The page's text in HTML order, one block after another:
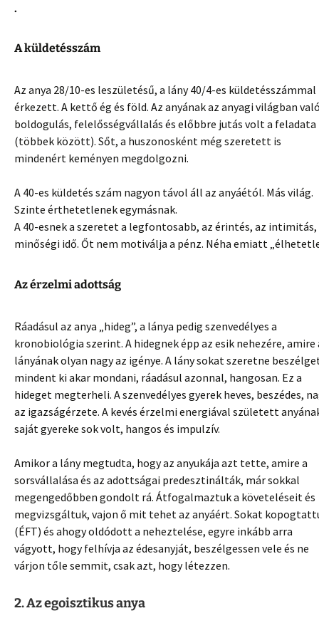
.
A küldetésszám
Az anya 28/10-es leszületésű, a lány 40/4-es küldetésszámmal
érkezett. A kettő ég és föld. Az anyának az anyagi világban
boldogulás, felelősségvállalás és előbbre jutás volt a feladata
(többek között). Sőt, a huszonosként még szeretett is
mindenért keményen megdolgozni.
A 40-es küldetés szám nagyon távol áll az anyáétól. Más világ.
Szinte érthetetlenek egymásnak.
A 40-esnek a szeretet a legfontosabb, az érintés, az intimitás,
minőségi idő. Őt nem motiválja a pénz. Néha emiatt
Az érzelmi adottság
Ráadásul az anya „hideg”, a lánya pedig szenvedélyes a
kronobiológia szerint. A hidegnek épp az esik nehezére, amire
lányának olyan nagy az igénye. A lány sokat szeretne
mindent ki akar mondani, ráadásul azonnal, hangosan. Ez a
hideget megterheli. A szenvedélyes gyerek heves, beszédes,
az igazságérzete. A kevés érzelmi energiával született
saját gyereke sok volt, hangos és impulzív.
Amikor a lány megtudta, hogy az anyukája azt tette, amire a
sorsvállalása és az adottságai predesztinálták, már sokkal
megengedőbben gondolt rá. Átfogalmaztuk a követeléseit és
megvizsgáltuk, vajon ő mit tehet az anyáért. Sokat
(ÉFT) és ahogy oldódott a neheztelése, egyre inkább arra
vágyott, hogy felhívja az édesanyját, beszélgessen vele és ne
várjon tőle semmit, csak azt, hogy létezzen.
2. Az egoisztikus anya